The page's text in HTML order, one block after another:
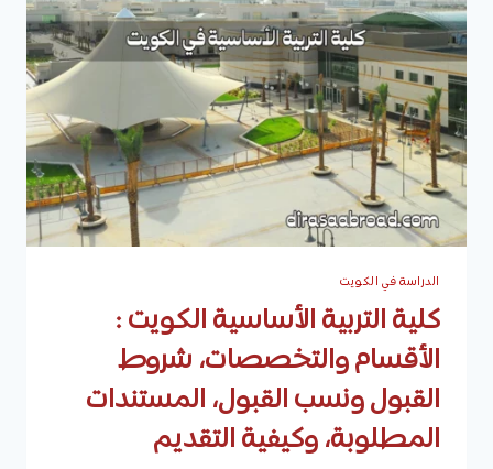
ونسب
القبول،
المستندات
المطلوبة،
كيفية
التقديم
الدراسة في الكويت
كلية التربية الأساسية الكويت :
الأقسام والتخصصات، شروط
القبول ونسب القبول، المستندات
المطلوبة، وكيفية التقديم